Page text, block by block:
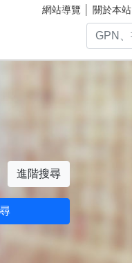
網站導覽 關於本站
進階搜尋